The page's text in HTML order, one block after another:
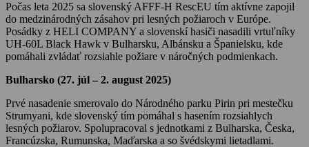
Počas leta 2025 sa slovenský AFFF-H RescEU tím aktívne zapojil
do medzinárodných zásahov pri lesných požiaroch v Európe.
Posádky z HELI COMPANY a slovenskí hasiči nasadili vrtuľníky
UH-60L Black Hawk v Bulharsku, Albánsku a Španielsku, kde
pomáhali zvládať rozsiahle požiare v náročných podmienkach.
Bulharsko (27. júl – 2. august 2025)
Prvé nasadenie smerovalo do Národného parku Pirin pri mestečku
Strumyani, kde slovenský tím pomáhal s hasením rozsiahlych
lesných požiarov. Spolupracoval s jednotkami z Bulharska, Česka,
Francúzska, Rumunska, Maďarska a so švédskymi lietadlami.